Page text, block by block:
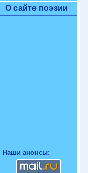
О сайте поэзии
Наши анонсы: